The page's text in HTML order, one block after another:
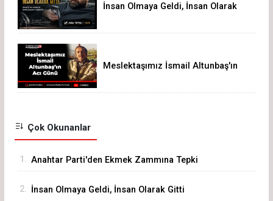
İnsan Olmaya Geldi, İnsan Olarak
Meslektaşımız İsmail Altunbaş'ın
Çok Okunanlar
1. Anahtar Parti'den Ekmek Zammına Tepki
2. İnsan Olmaya Geldi, İnsan Olarak Gitti